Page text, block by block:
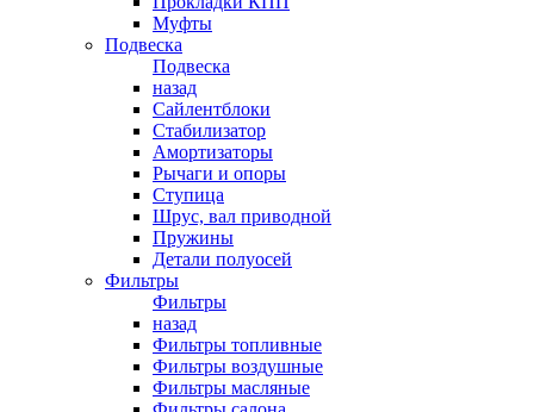
Муфты
Подвеска
Подвеска
назад
Сайлентблоки
Стабилизатор
Амортизаторы
Рычаги и опоры
Ступица
Шрус, вал приводной
Пружины
Детали полуосей
Фильтры
Фильтры
назад
Фильтры топливные
Фильтры воздушные
Фильтры масляные